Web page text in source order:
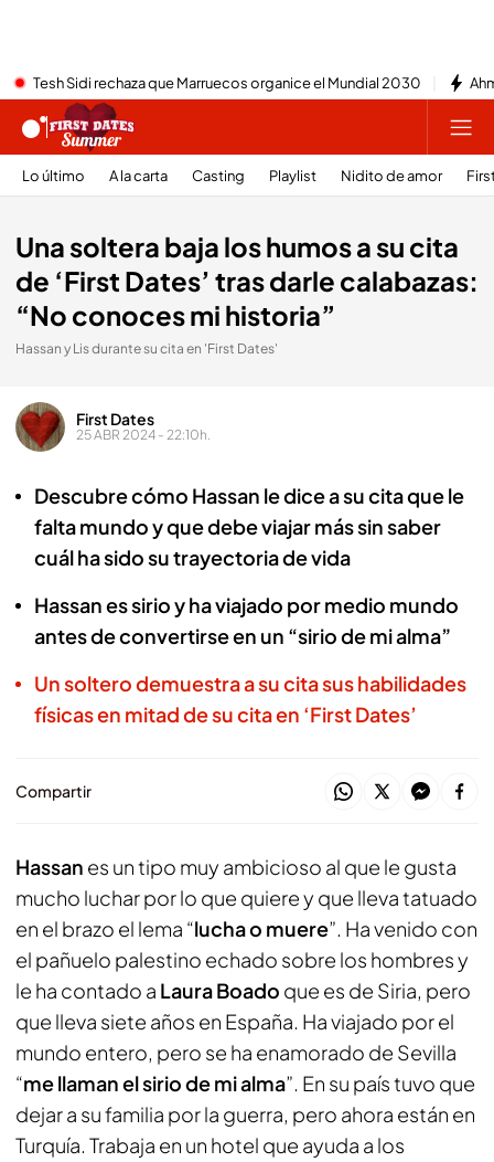
Tesh Sidi rechaza que Marruecos organice el Mundial 2030
Lo último A la carta Casting Playlist Nidito de amor
Una soltera baja los humos a su cita
de ‘First Dates’ tras darle calabazas:
“No conoces mi historia”
Hassan y Lis durante su cita en 'First Dates'
First Dates
25 ABR 2024 - 22:10h.
Descubre cómo Hassan le dice a su cita que le
falta mundo y que debe viajar más sin saber
cuál ha sido su trayectoria de vida
Hassan es sirio y ha viajado por medio mundo
antes de convertirse en un “sirio de mi alma”
Un soltero demuestra a su cita sus habilidades
físicas en mitad de su cita en ‘First Dates’
Compartir
Hassan es un tipo muy ambicioso al que le gusta
mucho luchar por lo que quiere y que lleva tatuado
en el brazo el lema “lucha o muere”. Ha venido con
el pañuelo palestino echado sobre los hombres y
le ha contado a Laura Boado que es de Siria, pero
que lleva siete años en España. Ha viajado por el
mundo entero, pero se ha enamorado de Sevilla
“me llaman el sirio de mi alma”. En su país tuvo que
dejar a su familia por la guerra, pero ahora están en
Turquía. Trabaja en un hotel que ayuda a los